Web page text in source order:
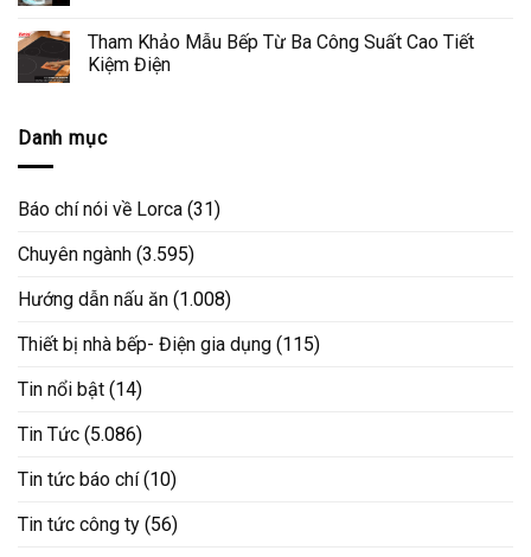
Tham Khảo Mẫu Bếp Từ Ba Công Suất Cao Tiết
Kiệm Điện
Danh mục
Báo chí nói về Lorca (31)
Chuyên ngành (3.595)
Hướng dẫn nấu ăn (1.008)
Thiết bị nhà bếp- Điện gia dụng (115)
Tin nổi bật (14)
Tin Tức (5.086)
Tin tức báo chí(10)
Tin tức công ty (56)